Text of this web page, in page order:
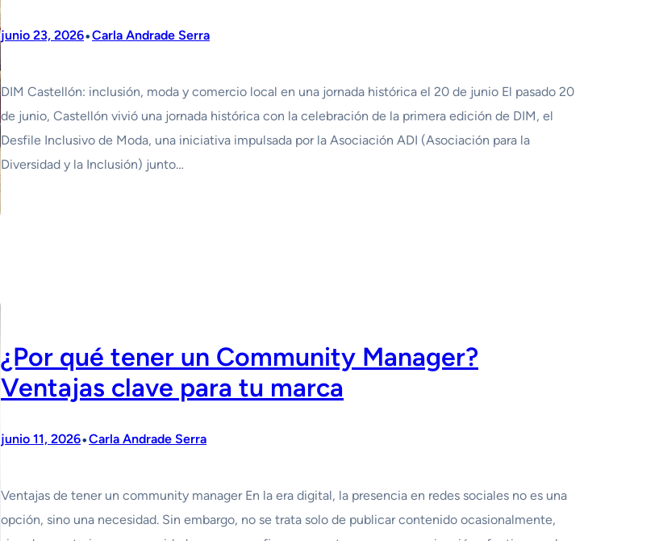
junio 23, 2026•Carla Andrade Serra
DIM Castellón: inclusión, moda y comercio local en una jornada histórica el 20 de junio El pasado 20
de junio, Castellón vivió una jornada histórica con la celebración de la primera edición de DIM, el
Desfile Inclusivo de Moda, una iniciativa impulsada por la Asociación ADI (Asociación para la
Diversidad y la Inclusión) junto…
¿Por qué tener un Community Manager?
Ventajas clave para tu marca
junio 11, 2026•Carla Andrade Serra
Ventajas de tener un community manager En la era digital, la presencia en redes sociales no es una
opción, sino una necesidad. Sin embargo, no se trata solo de publicar contenido ocasionalmente,